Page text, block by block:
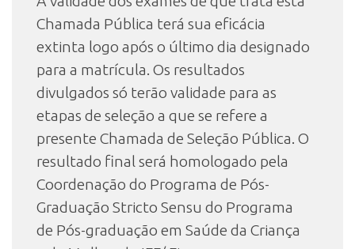
Chamada Pública terá sua eficácia
extinta logo após o último dia designado
para a matrícula. Os resultados
divulgados só terão validade para as
etapas de seleção a que se refere a
presente Chamada de Seleção Pública. O
resultado final será homologado pela
Coordenação do Programa de Pós-
Graduação Stricto Sensu do Programa
de Pós-graduação em Saúde da Criança